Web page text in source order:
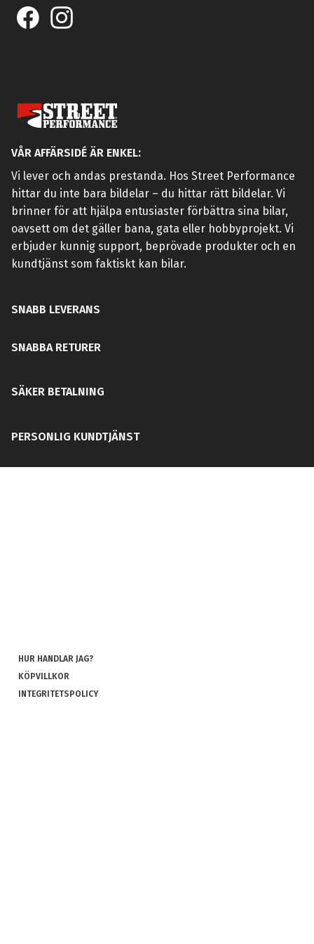
VÅR AFFÄRSIDÉ ÄR ENKEL:
Vi lever och andas prestanda. Hos Street Performance
hittar du inte bara bildelar – du hittar rätt bildelar. Vi
brinner för att hjälpa entusiaster förbättra sina bilar,
oavsett om det gäller bana, gata eller hobbyprojekt. Vi
erbjuder kunnig support, beprövade produkter och en
kundtjänst som faktiskt kan bilar.
SNABB LEVERANS
SNABBA RETURER
SÄKER BETALNING
PERSONLIG KUNDTJÄNST
HUR HANDLAR JAG?
KÖPVILLKOR
INTEGRITETSPOLICY